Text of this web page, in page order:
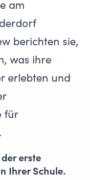
am
berichten sie,
was ihre
erlebten und
für
erste
Ihrer Schule.